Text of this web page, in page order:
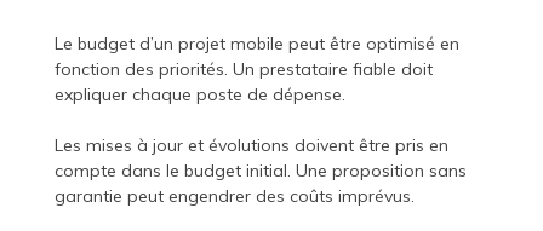
Le budget d’un projet mobile peut être optimisé en
fonction des priorités. Un prestataire fiable doit
expliquer chaque poste de dépense.
Les mises à jour et évolutions doivent être pris en
compte dans le budget initial. Une proposition sans
garantie peut engendrer des coûts imprévus.